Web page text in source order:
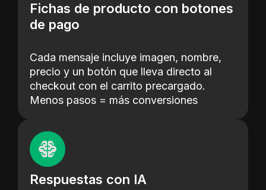
Fichas de producto con botones
de pago
Cada mensaje incluye imagen, nombre,
precio y un botón que lleva directo al
checkout con el carrito precargado.
Menos pasos = más conversiones
Respuestas con IA